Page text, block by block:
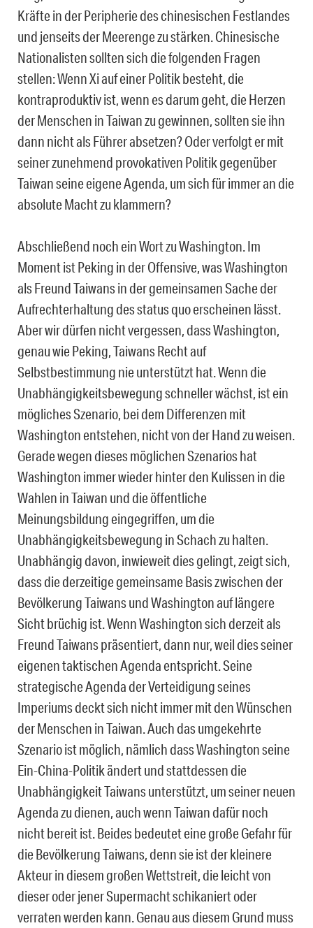
Kräfte in der Peripherie des chinesischen Festlandes
und jenseits der Meerenge zu stärken. Chinesische
Nationalisten sollten sich die folgenden Fragen
stellen: Wenn Xi auf einer Politik besteht, die
kontraproduktiv ist, wenn es darum geht, die Herzen
der Menschen in Taiwan zu gewinnen, sollten sie ihn
dann nicht als Führer absetzen? Oder verfolgt er mit
seiner zunehmend provokativen Politik gegenüber
Taiwan seine eigene Agenda, um sich für immer an die
absolute Macht zu klammern?
Abschließend noch ein Wort zu Washington. Im
Moment ist Peking in der Offensive, was Washington
als Freund Taiwans in der gemeinsamen Sache der
Aufrechterhaltung des status quo erscheinen lässt.
Aber wir dürfen nicht vergessen, dass Washington,
genau wie Peking, Taiwans Recht auf
Selbstbestimmung nie unterstützt hat. Wenn die
Unabhängigkeitsbewegung schneller wächst, ist ein
mögliches Szenario, bei dem Differenzen mit
Washington entstehen, nicht von der Hand zu weisen.
Gerade wegen dieses möglichen Szenarios hat
Washington immer wieder hinter den Kulissen in die
Wahlen in Taiwan und die öffentliche
Meinungsbildung eingegriffen, um die
Unabhängigkeitsbewegung in Schach zu halten.
Unabhängig davon, inwieweit dies gelingt, zeigt sich,
dass die derzeitige gemeinsame Basis zwischen der
Bevölkerung Taiwans und Washington auf längere
Sicht brüchig ist. Wenn Washington sich derzeit als
Freund Taiwans präsentiert, dann nur, weil dies seiner
eigenen taktischen Agenda entspricht. Seine
strategische Agenda der Verteidigung seines
Imperiums deckt sich nicht immer mit den Wünschen
der Menschen in Taiwan. Auch das umgekehrte
Szenario ist möglich, nämlich dass Washington seine
Ein-China-Politik ändert und stattdessen die
Unabhängigkeit Taiwans unterstützt, um seiner neuen
Agenda zu dienen, auch wenn Taiwan dafür noch
nicht bereit ist. Beides bedeutet eine große Gefahr für
die Bevölkerung Taiwans, denn sie ist der kleinere
Akteur in diesem großen Wettstreit, die leicht von
dieser oder jener Supermacht schikaniert oder
verraten werden kann. Genau aus diesem Grund muss